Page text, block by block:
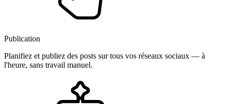
Publication
Planifiez et publiez des posts sur tous vos réseaux sociaux — à
l'heure, sans travail manuel.